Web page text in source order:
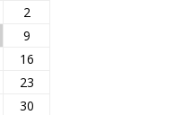
2
9
16
23
30